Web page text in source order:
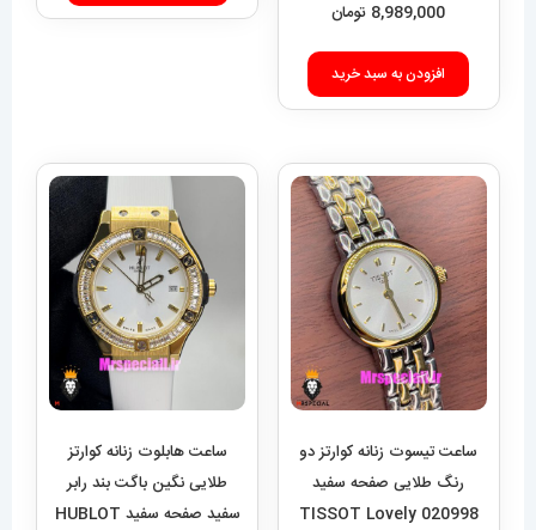
8,989,000 تومان
افزودن به سبد خرید
ساعت تیسوت زنانه کوارتز دو
رنگ طلایی صفحه سفید
020998 TISSOT Lovely
ساعت هابلوت زنانه کوارتز
طلایی نگین باگت بند رابر
سفید صفحه سفید HUBLOT